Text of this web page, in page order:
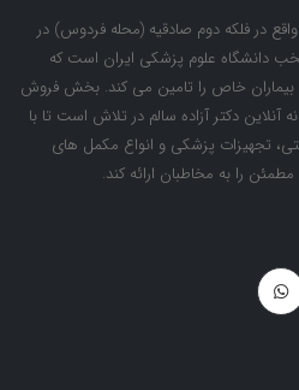
واقع در فلکه دوم صادقیه (محله فردوس) در
دانشگاه علوم پزشکی ایران است که
خاص را تامین می کند. بخش فروش
آنلاین دکتر آزاده سالم در تلاش است تا با
تجهیزات پزشکی و انواع مکمل های
را به مخاطبان ارائه کند.